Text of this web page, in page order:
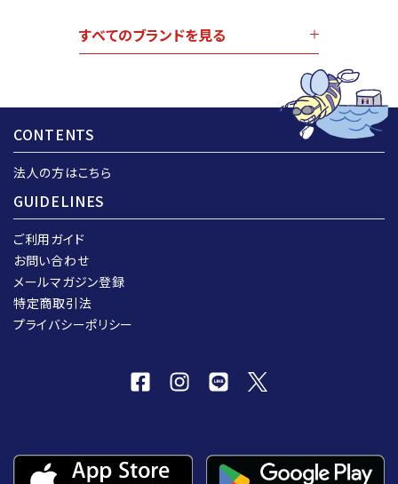
すべてのブランドを見る
CONTENTS
法人の方はこちら
GUIDELINES
ご利用ガイド
お問い合わせ
メールマガジン登録
特定商取引法
プライバシーポリシー